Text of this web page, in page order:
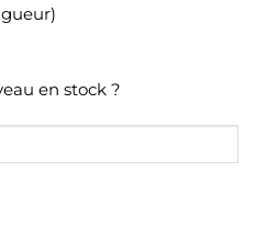
en stock ?